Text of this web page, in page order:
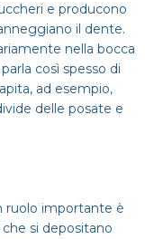
e producono
il dente.
nella bocca
così spesso di
ad esempio,
delle posate e
ruolo importante è
si depositano